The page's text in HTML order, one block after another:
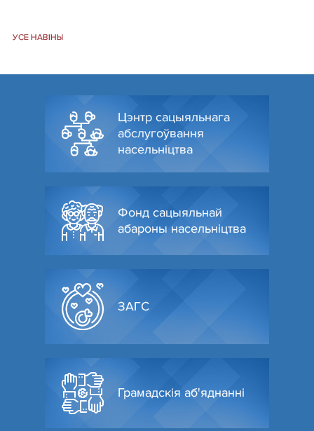
УСЕ НАВІНЫ
Цэнтр сацыяльнага
абслугоўвання
насельніцтва
Фонд сацыяльнай
абароны насельніцтва
ЗАГС
Грамадскія аб'яднанні